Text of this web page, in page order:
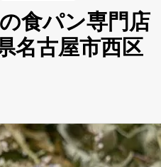
食パン専門店
名古屋市西区